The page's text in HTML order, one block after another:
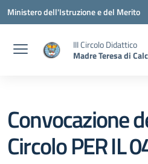
Vai ai contenuti
Vai al menu di navigazione
Vai al footer
Ministero dell'Istruzione e del Merito
III Circolo Didattico
Madre Teresa di
Convocazione
Circolo PER IL